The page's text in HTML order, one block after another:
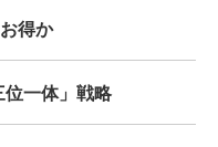
得か
位一体」戦略